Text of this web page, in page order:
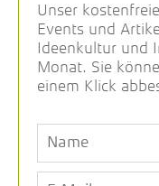
Unser
Events und
Ideenkultur und
Monat. Sie
einem Klick